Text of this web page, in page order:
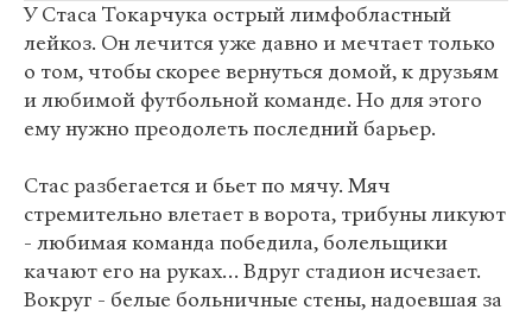
У Стаса Токарчука острый лимфобластный
лейкоз. Он лечится уже давно и мечтает только
о том, чтобы скорее вернуться домой, к друзьям
и любимой футбольной команде. Но для этого
ему нужно преодолеть последний барьер.
Стас разбегается и бьет по мячу. Мяч
стремительно влетает в ворота, трибуны ликуют
- любимая команда победила, болельщики
качают его на руках… Вдруг стадион исчезает.
Вокруг - белые больничные стены, надоевшая за